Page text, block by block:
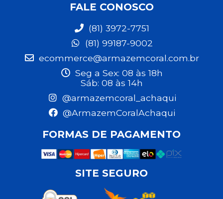
FALE CONOSCO
(81) 3972-7751
(81) 99187-9002
ecommerce@armazemcoral.com.br
Seg a Sex: 08 às 18h
Sáb: 08 às 14h
@armazemcoral_achaqui
@ArmazemCoralAchaqui
FORMAS DE PAGAMENTO
SITE SEGURO